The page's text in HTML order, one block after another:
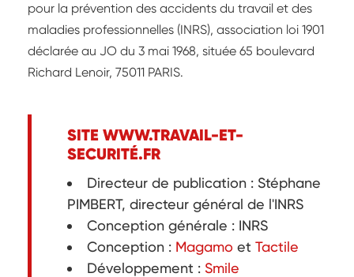
pour la prévention des accidents du travail et des
maladies professionnelles (INRS), association loi 1901
déclarée au JO du 3 mai 1968, située 65 boulevard
Richard Lenoir, 75011 PARIS.
SITE WWW.TRAVAIL-ET-
SECURITÉ.FR
Directeur de publication : Stéphane
PIMBERT, directeur général de l'INRS
Conception générale : INRS
Conception : Magamo et Tactile
Développement : Smile